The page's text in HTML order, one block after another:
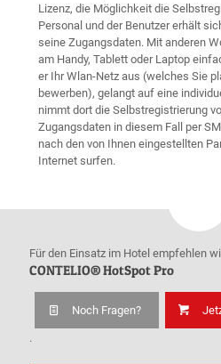
Lizenz, die Möglichkeit die
Personal und der Benutzer erhält
seine Zugangsdaten. Mit anderen
am Handy, Tablett oder Laptop
er Ihr Wlan-Netz aus (welches Sie
bewerben), gelangt auf eine
nimmt dort die Selbstregistrierung
Zugangsdaten in diesem Fall per
nach den von Ihnen eingestellten
Internet surfen.
Für den Einsatz im Hotel empfehlen
CONTELIO® HotSpot Pro
.
Noch Fragen?